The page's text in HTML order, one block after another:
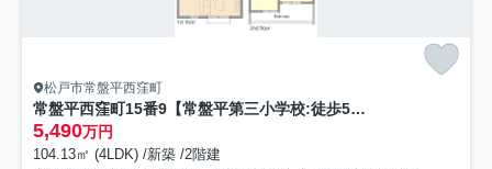
松戸市常盤平西窪町
常盤平西窪町15番9【常盤平第三小学校:徒歩5分】
5,490万円
104.13㎡ (4LDK) /新築 /2階建